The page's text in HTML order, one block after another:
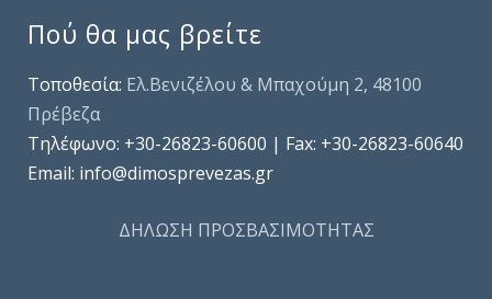
Πού θα μας βρείτε
Τοποθεσία: Ελ.Βενιζέλου & Μπαχούμη 2, 48100
Πρέβεζα
Τηλέφωνo: +30-26823-60600 | Fax: +30-26823-60640
Email: info@dimosprevezas.gr
ΔΗΛΩΣΗ ΠΡΟΣΒΑΣΙΜΟΤΗΤΑΣ